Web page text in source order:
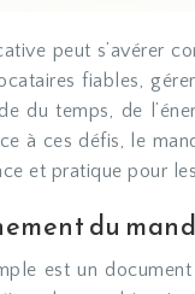
fiables,
du temps, de
à ces défis, le
et pratique pour
du
est un